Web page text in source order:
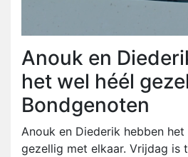
Anouk en
het wel héél
Bondgenoten
Anouk en Diederik hebben
gezellig met elkaar. Vrijdag is